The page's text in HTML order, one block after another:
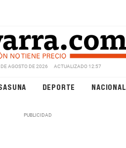
AGOSTO DE 2026 ACTUALIZADO 12:57
DEPORTE NACIONAL